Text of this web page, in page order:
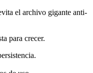
el archivo gigante anti-
para crecer.